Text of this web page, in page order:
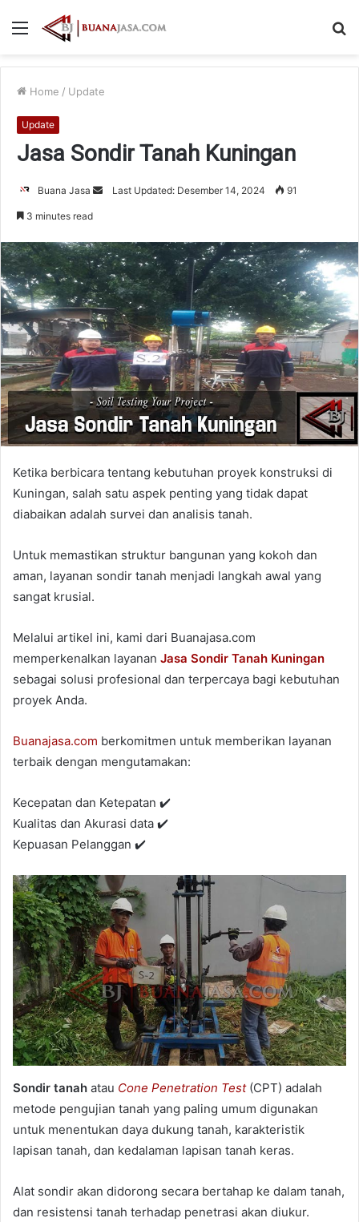
Menu
Home / Update
Update
Jasa Sondir Tanah Kuningan
Buana Jasa
SendLast Updated: Desember 14, 2024 91
3 minutes read
Ketika berbicara tentang kebutuhan proyek konstruksi di
Kuningan, salah satu aspek penting yang tidak dapat
diabaikan adalah survei dan analisis tanah.
Untuk memastikan struktur bangunan yang kokoh dan
aman, layanan sondir tanah menjadi langkah awal yang
sangat krusial.
Melalui artikel ini, kami dari Buanajasa.com
memperkenalkan layanan Jasa Sondir Tanah Kuningan
sebagai solusi profesional dan terpercaya bagi kebutuhan
proyek Anda.
Buanajasa.com berkomitmen untuk memberikan layanan
terbaik dengan mengutamakan:
Kecepatan dan Ketepatan ✔️
Kualitas dan Akurasi data ✔️
Kepuasan Pelanggan ✔️
Sondir tanah atau Cone Penetration Test(CPT) adalah
metode pengujian tanah yang paling umum digunakan
untuk menentukan daya dukung tanah, karakteristik
lapisan tanah, dan kedalaman lapisan tanah keras.
Alat sondir akan didorong secara bertahap ke dalam tanah,
dan resistensi tanah terhadap penetrasi akan diukur.